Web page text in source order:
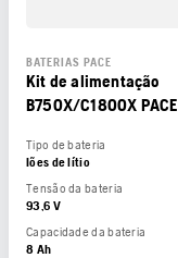
BATERIAS PACE
Kit de alimentação
B750X/C1800X PACE
Tipo de bateria
Iões de lítio
Tensão da bateria
93,6 V
Capacidade da bateria
8 Ah